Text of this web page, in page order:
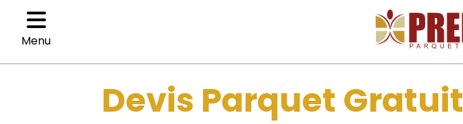
Menu
CatégoriesDevis Parquet